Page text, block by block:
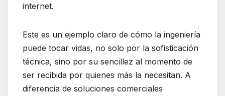
internet.
Este es un ejemplo claro de cómo la ingeniería
puede tocar vidas, no solo por la sofisticación
técnica, sino por su sencillez al momento de
ser recibida por quienes más la necesitan. A
diferencia de soluciones comerciales